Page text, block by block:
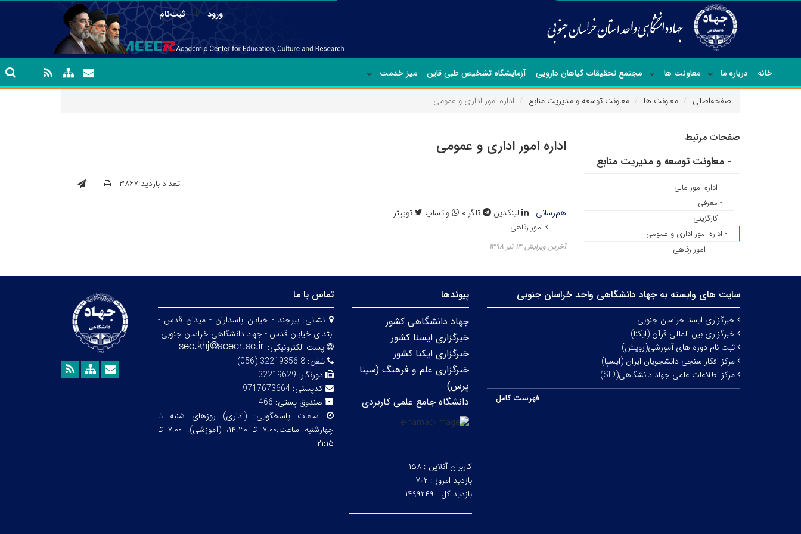
ورود | ثبت‌نام
خانه درباره ما معاونت ها مجتمع تحقیقات گیاهان دارویی آزمایشگاه تشخیص طبی قاین میز خدمت
صفحه‌اصلی معاونت ها معاونت توسعه و مدیریت منابع اداره امور اداری و عمومی
اداره امور اداری و عمومی
تعداد بازدید:۳۸۶۷
هم‌رسانی : لینکدین تلگرام واتساپ توییتر
امور رفاهی
آخرین ویرایش ۱۳ تیر ۱۳۹۸
صفحات مرتبط
- معاونت توسعه و مدیریت منابع
- اداره امور مالی
- معرفی
- کارگزینی
- اداره امور اداری و عمومی
- امور رفاهی
سایت های وابسته به جهاد دانشگاهی واحد خراسان جنوبی
خبرگزاری ایسنا خراسان جنوبی
خبرگزاری بین المللی قرآن (ایکنا)
ثبت نام دوره های آموزشی(رویش)
مرکز افکار سنجی دانشجویان ایران (ایسپا)
مرکز اطلاعات علمی جهاد دانشگاهی(SID)
فهرست کامل
پیوندها
جهاد دانشگاهی کشور
خبرگزاری ایسنا کشور
خبرگزاری ایکنا کشور
خبرگزاری علم و فرهنگ (سینا
پرس)
دانشگاه جامع علمی کاربردی
کاربران آنلاین : ۱۵۸
بازدید امروز : ۷۰۲
بازدید کل : ۱۴۹۹۲۴۹
تماس با ما
نشانی: بیرجند - خیابان پاسداران - میدان قدس -
ابتدای خیابان قدس - جهاد دانشگاهی خراسان جنوبی
پست الکترونیکی:
تلفن:8-32219356 (056)
دورنگار: 32219629
کدپستی:9717673664
صندوق پستی: 466
ساعات پاسخگویی: (اداری) روزهای شنبه تا
چهارشنبه ساعت:۷:۰۰ تا ۱۴:۳۰، (آموزشی): ۷:۰۰ تا
۲۱:۱۵